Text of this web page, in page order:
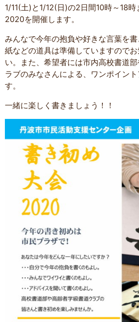
1/11(土)と1/12(日)の2日間10時～18
2020を開催します。
みんなで今年の抱負や好きな言葉を
紙などの道具は準備していますので
い。また、希望者には市内高校書道
ラブのみなさんによる、ワンポイン
す。
一緒に楽しく書きましょう！！